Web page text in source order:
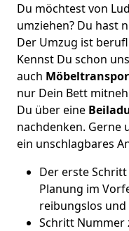
Du möchtest von
umziehen? Du hast
Der Umzug ist
Kennst Du schon
auch
nur Dein Bett
Du über eine
nachdenken.
ein unschlagbares
Der erste
Planung im
reibungslos
Schritt Nummer